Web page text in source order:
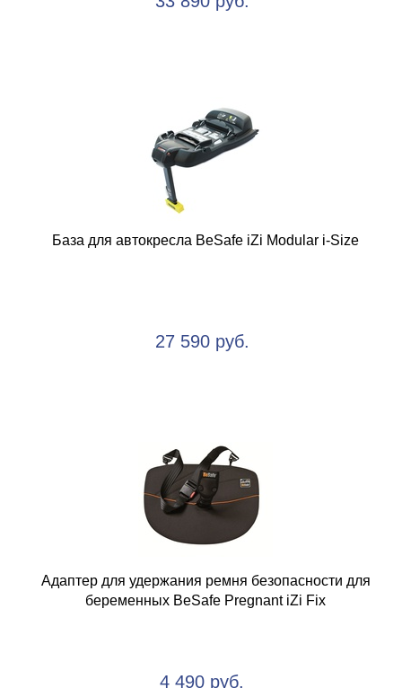
База для автокресла BeSafe iZi Modular i-Size
27 590 руб.
Адаптер для удержания ремня безопасности для
беременных BeSafe Pregnant iZi Fix
4 490 руб.